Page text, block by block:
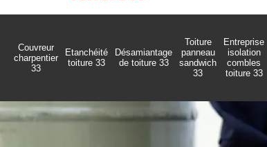
Couvreur
charpentier
33
Etanchéité
toiture 33
Désamiantage
de toiture 33
Toiture
panneau
sandwich
33
Entreprise
isolation
combles
toiture 33